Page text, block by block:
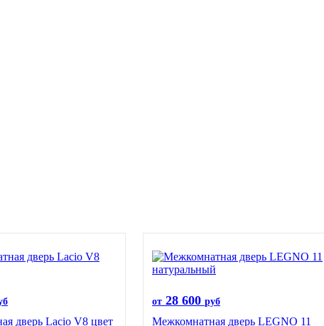
дверь Lacio V8 цвет
от 28 600 руб
Межкомнатная дверь LEGNO 11